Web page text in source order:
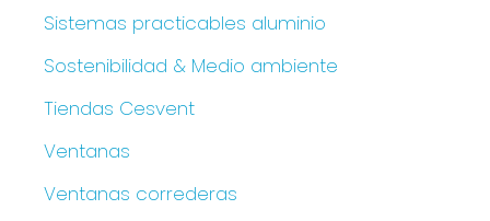
Sistemas practicables aluminio
Sostenibilidad & Medio ambiente
Tiendas Cesvent
Ventanas
Ventanas correderas